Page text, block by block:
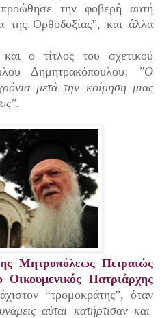
την φοβερή αυτή
της Ορθοδοξίας”, και άλλα
και ο τίτλος του σχετικού
Δημητρακόπουλου: "Ο
μετά την κοίμηση μιας
Μητροπόλεως Πειραιώς
Πατριάρχης
“τρομοκράτης”, όταν
αύται κατήρτισαν και